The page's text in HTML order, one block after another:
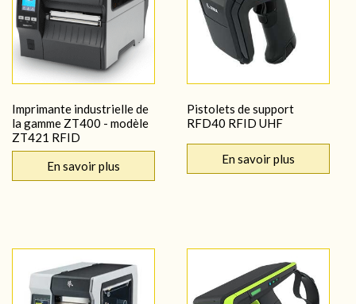
Imprimante industrielle de
la gamme ZT400 - modèle
ZT421 RFID
En savoir plus
Pistolets de support
RFD40 RFID UHF
En savoir plus